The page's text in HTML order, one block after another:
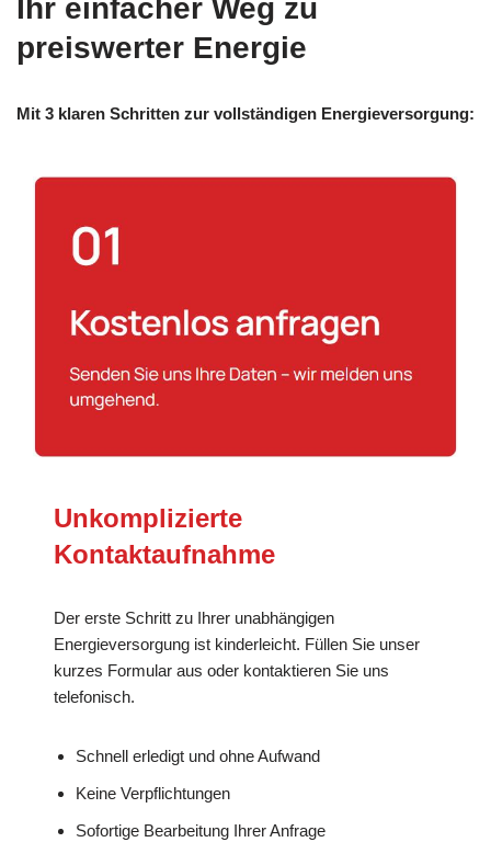
Ihr einfacher Weg zu
preiswerter Energie
Mit 3 klaren Schritten zur vollständigen Energieversorgung:
Unkomplizierte
Kontaktaufnahme
Der erste Schritt zu Ihrer unabhängigen
Energieversorgung ist kinderleicht. Füllen Sie unser
kurzes Formular aus oder kontaktieren Sie uns
telefonisch.
Schnell erledigt und ohne Aufwand
Keine Verpflichtungen
Sofortige Bearbeitung Ihrer Anfrage